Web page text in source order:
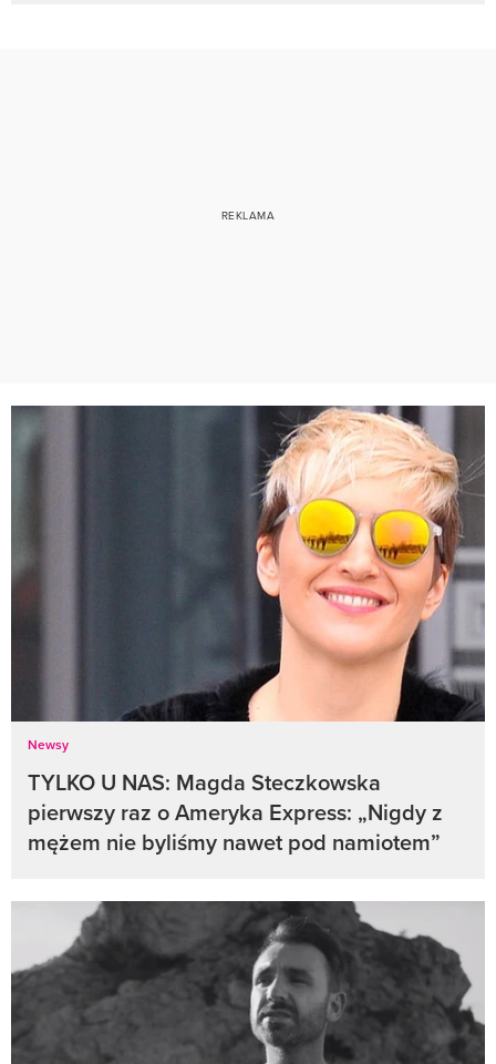
Newsy
TYLKO U NAS: Magda Steczkowska
pierwszy raz o Ameryka Express: „Nigdy z
mężem nie byliśmy nawet pod namiotem”